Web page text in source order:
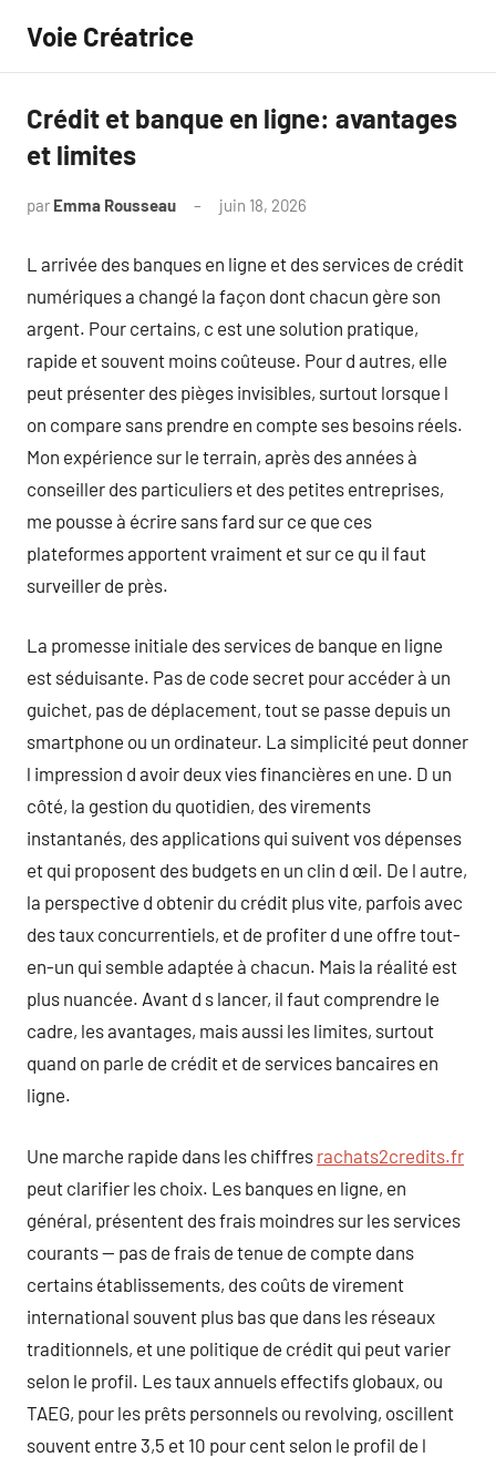
contenu
Voie Créatrice
Crédit et banque en ligne: avantages
et limites
par Emma Rousseau juin 18, 2026
L arrivée des banques en ligne et des services de crédit
numériques a changé la façon dont chacun gère son
argent. Pour certains, c est une solution pratique,
rapide et souvent moins coûteuse. Pour d autres, elle
peut présenter des pièges invisibles, surtout lorsque l
on compare sans prendre en compte ses besoins réels.
Mon expérience sur le terrain, après des années à
conseiller des particuliers et des petites entreprises,
me pousse à écrire sans fard sur ce que ces
plateformes apportent vraiment et sur ce qu il faut
surveiller de près.
La promesse initiale des services de banque en ligne
est séduisante. Pas de code secret pour accéder à un
guichet, pas de déplacement, tout se passe depuis un
smartphone ou un ordinateur. La simplicité peut donner
l impression d avoir deux vies financières en une. D un
côté, la gestion du quotidien, des virements
instantanés, des applications qui suivent vos dépenses
et qui proposent des budgets en un clin d œil. De l autre,
la perspective d obtenir du crédit plus vite, parfois avec
des taux concurrentiels, et de profiter d une offre tout-
en-un qui semble adaptée à chacun. Mais la réalité est
plus nuancée. Avant d s lancer, il faut comprendre le
cadre, les avantages, mais aussi les limites, surtout
quand on parle de crédit et de services bancaires en
ligne.
Une marche rapide dans les chiffres rachats2credits.fr
peut clarifier les choix. Les banques en ligne, en
général, présentent des frais moindres sur les services
courants — pas de frais de tenue de compte dans
certains établissements, des coûts de virement
international souvent plus bas que dans les réseaux
traditionnels, et une politique de crédit qui peut varier
selon le profil. Les taux annuels effectifs globaux, ou
TAEG, pour les prêts personnels ou revolving, oscillent
souvent entre 3,5 et 10 pour cent selon le profil de l